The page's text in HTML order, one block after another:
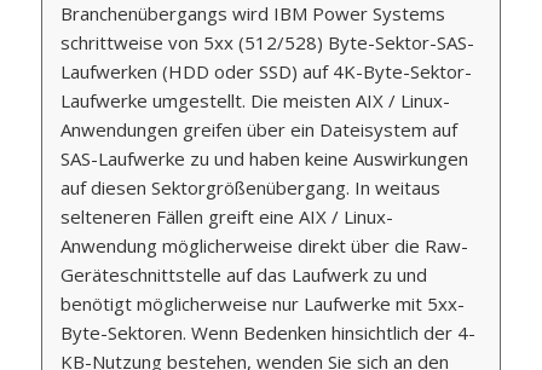
Branchenübergangs wird IBM Power Systems
schrittweise von 5xx (512/528) Byte-Sektor-SAS-
Laufwerken (HDD oder SSD) auf 4K-Byte-Sektor-
Laufwerke umgestellt. Die meisten AIX / Linux-
Anwendungen greifen über ein Dateisystem auf
SAS-Laufwerke zu und haben keine Auswirkungen
auf diesen Sektorgrößenübergang. In weitaus
selteneren Fällen greift eine AIX / Linux-
Anwendung möglicherweise direkt über die Raw-
Geräteschnittstelle auf das Laufwerk zu und
benötigt möglicherweise nur Laufwerke mit 5xx-
Byte-Sektoren. Wenn Bedenken hinsichtlich der 4-
KB-Nutzung bestehen, wenden Sie sich an den